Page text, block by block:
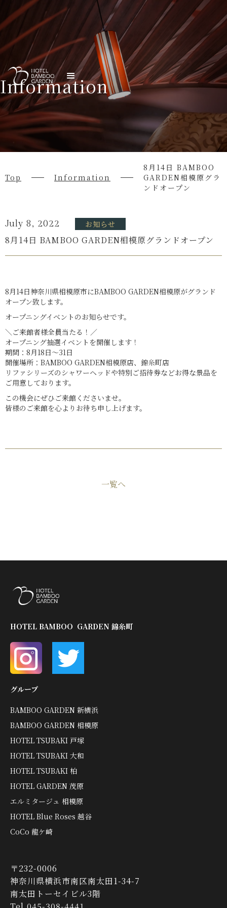
Information
Top Information
8月14日 BAMBOO
GARDEN相模原グラ
ンドオープン
July 8, 2022 お知らせ
8月14日 BAMBOO GARDEN相模原グランドオープン
8月14日神奈川県相模原市にBAMBOO GARDEN相模原がグランド
オープン致します。
オープニングイベントのお知らせです。
＼ご来館者様全員当たる！／
オープニング抽選イベントを開催します！
期間：8月18日〜31日
開催場所：BAMBOO GARDEN相模原店、錦糸町店
リファシリーズのシャワーヘッドや特別ご招待券などお得な景品を
ご用意しております。
この機会にぜひご来館くださいませ。
皆様のご来館を心よりお待ち申し上げます。
一覧へ
HOTEL BAMBOO GARDEN 錦糸町
グループ
BAMBOO GARDEN 新横浜
BAMBOO GARDEN 相模原
HOTEL TSUBAKI 戸塚
HOTEL TSUBAKI 大和
HOTEL TSUBAKI 柏
HOTEL GARDEN 茂原
エルミタージュ 相模原
HOTEL Blue Roses 越谷
CoCo 龍ケ崎
〒232-0006
神奈川県横浜市南区南太田1-34-7
南太田トーセイビル3階